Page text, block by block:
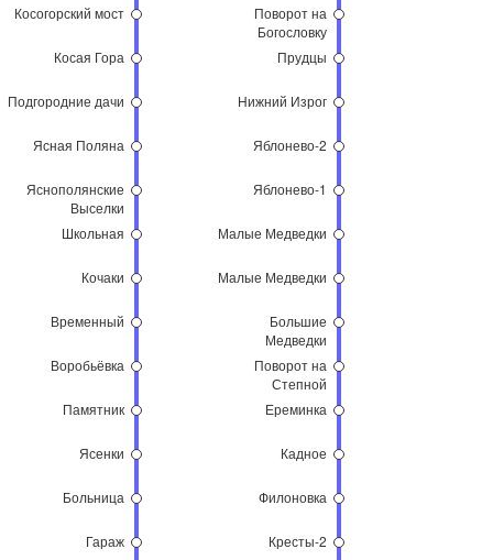
Косогорский мост
Косая Гора
Подгородние дачи
Ясная Поляна
Яснополянские
Выселки
Школьная
Кочаки
Временный
Воробьёвка
Памятник
Ясенки
Больница
Гараж
Поворот на
Богословку
Прудцы
Нижний Изрог
Яблонево-2
Яблонево-1
Малые Медведки
Малые Медведки
Большие
Медведки
Поворот на
Степной
Ереминка
Кадное
Филоновка
Кресты-2